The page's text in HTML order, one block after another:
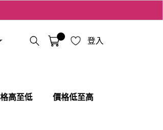
登入
高至低 價格低至高